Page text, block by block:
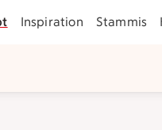
Inspiration Stammis